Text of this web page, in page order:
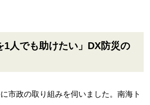
1人でも助けたい」DX防災の
市政の取り組みを伺いました。南海ト